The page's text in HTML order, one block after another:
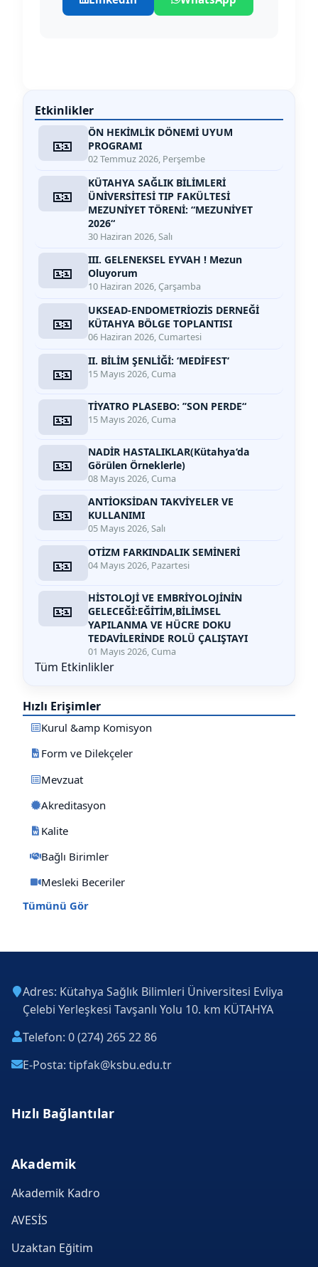
Etkinlikler
🎫
ÖN HEKİMLİK DÖNEMİ UYUM
PROGRAMI
02 Temmuz 2026, Perşembe
🎫
KÜTAHYA SAĞLIK BİLİMLERİ
ÜNİVERSİTESİ TIP FAKÜLTESİ
MEZUNİYET TÖRENİ: “MEZUNİYET
2026“
30 Haziran 2026, Salı
🎫
III. GELENEKSEL EYVAH ! Mezun
Oluyorum
10 Haziran 2026, Çarşamba
🎫
UKSEAD-ENDOMETRİOZİS DERNEĞİ
KÜTAHYA BÖLGE TOPLANTISI
06 Haziran 2026, Cumartesi
🎫 II. BİLİM ŞENLİĞİ: ‘MEDİFEST‘
15 Mayıs 2026, Cuma
🎫 TİYATRO PLASEBO: ’’SON PERDE“
15 Mayıs 2026, Cuma
🎫
NADİR HASTALIKLAR(Kütahya‘da
Görülen Örneklerle)
08 Mayıs 2026, Cuma
🎫
ANTİOKSİDAN TAKVİYELER VE
KULLANIMI
05 Mayıs 2026, Salı
🎫 OTİZM FARKINDALIK SEMİNERİ
04 Mayıs 2026, Pazartesi
🎫
HİSTOLOJİ VE EMBRİYOLOJİNİN
GELECEĞİ:EĞİTİM,BİLİMSEL
YAPILANMA VE HÜCRE DOKU
TEDAVİLERİNDE ROLÜ ÇALIŞTAYI
01 Mayıs 2026, Cuma
Tüm Etkinlikler
Hızlı Erişimler
Kurul &amp Komisyon
Form ve Dilekçeler
Mevzuat
Akreditasyon
Kalite
Bağlı Birimler
Mesleki Beceriler
Tümünü Gör
Adres: Kütahya Sağlık Bilimleri Üniversitesi Evliya
Çelebi Yerleşkesi Tavşanlı Yolu 10. km KÜTAHYA
Telefon: 0 (274) 265 22 86
E-Posta: tipfak@ksbu.edu.tr
Hızlı Bağlantılar
Akademik
Akademik Kadro
AVESİS
Uzaktan Eğitim